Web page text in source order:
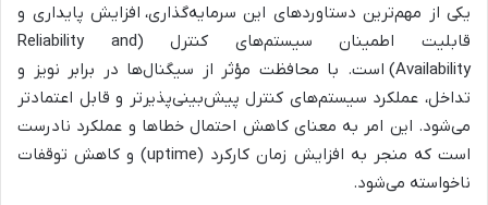
یکی از مهم‌ترین دستاوردهای این سرمایه‌گذاری، افزایش پایداری و
قابلیت اطمینان سیستم‌های کنترل (Reliability and
Availability) است. با محافظت مؤثر از سیگنال‌ها در برابر نویز و
تداخل، عملکرد سیستم‌های کنترل پیش‌بینی‌پذیرتر و قابل اعتمادتر
می‌شود. این امر به معنای کاهش احتمال خطاها و عملکرد نادرست
است که منجر به افزایش زمان کارکرد (uptime) و کاهش توقفات
ناخواسته می‌شود.